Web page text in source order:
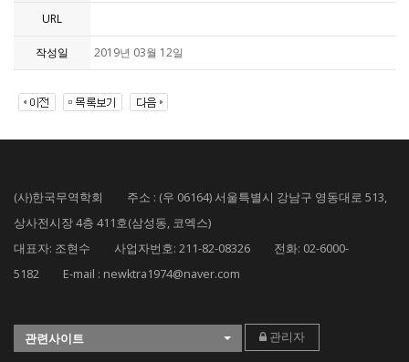
URL
작성일 2019년 03월 12일
(사)한국무역학회 주소 : (우 06164) 서울특별시 강남구 영동대로 513,
상사전시장 4층 411호(삼성동, 코엑스)
대표자: 조현수 사업자번호: 211-82-08326 전화: 02-6000-
5182 E-mail : newktra1974@naver.com
관련사이트 관리자